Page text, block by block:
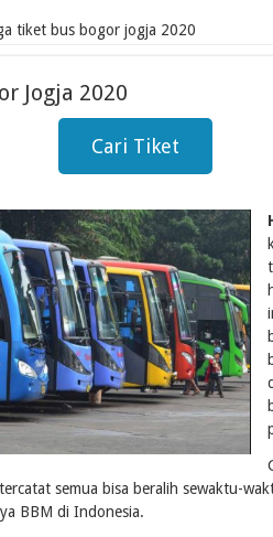
tiket bus bogor jogja 2020
Jogja 2020
Cari Tiket
semua bisa beralih sewaktu-
BBM di Indonesia.